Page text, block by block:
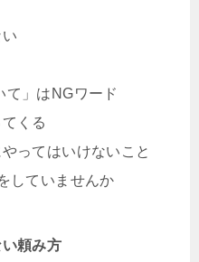
て」はNGワード
くる
ってはいけないこと
していませんか
頼み方